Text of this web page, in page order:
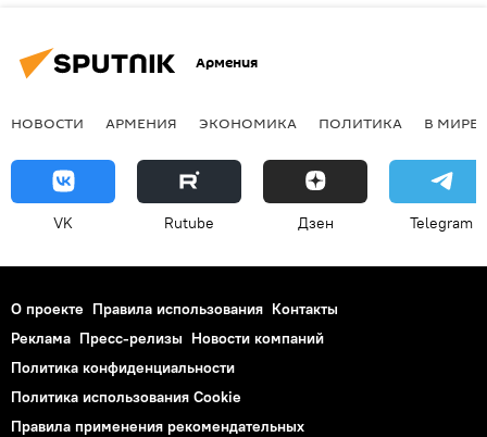
Армения
НОВОСТИ АРМЕНИЯ ЭКОНОМИКА ПОЛИТИКА В МИРЕ
VK Rutube Дзен Telegram
О проекте Правила использования Контакты
Реклама Пресс-релизы Новости компаний
Политика конфиденциальности
Политика использования Cookie
Правила применения рекомендательных